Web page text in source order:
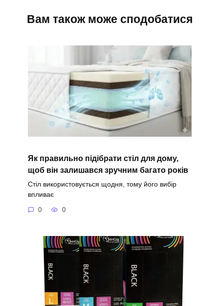
Вам також може сподобатися
Як правильно підібрати стіл для дому,
щоб він залишався зручним багато років
Стіл використовується щодня, тому його вибір
впливає
0 0